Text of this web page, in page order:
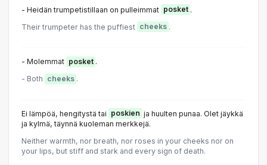
- Heidän trumpetistillaan on pulleimmat posket .
Their trumpeter has the puffiest cheeks .
- Molemmat posket .
- Both cheeks .
Ei lämpöä, hengitystä tai poskien ja huulten punaa. Olet jäykkä
ja kylmä, täynnä kuoleman merkkejä.
Neither warmth, nor breath, nor roses in your cheeks nor on
your lips, but stiff and stark and every sign of death.